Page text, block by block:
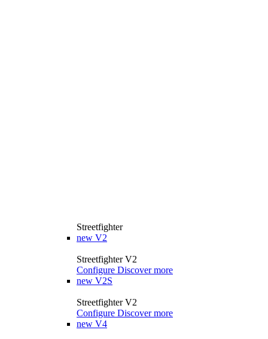
Streetfighter
new V2
Streetfighter V2
Configure Discover more
new V2S
Streetfighter V2
Configure Discover more
new V4